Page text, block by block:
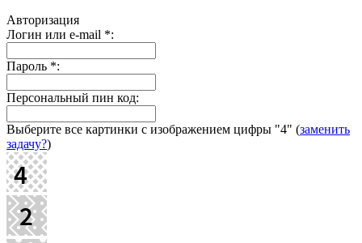
Авторизация
Логин или e-mail *:
Пароль *:
Персональный пин код:
Выберите все картинки с изображением цифры "4" (заменить
задачу?)